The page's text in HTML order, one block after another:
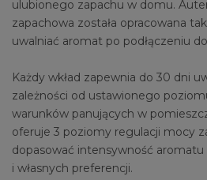
ulubionego zapachu w domu.
zapachowa została opracowana
uwalniać aromat po podłączeniu
Każdy wkład zapewnia do 30 dni
zależności od ustawionego
warunków panujących w
oferuje 3 poziomy regulacji mocy
dopasować intensywność
i własnych preferencji.